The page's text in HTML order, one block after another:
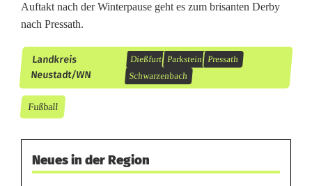
Auftakt nach der Winterpause geht es zum brisanten Derby
nach Pressath.
Landkreis
Neustadt/WN
Dießfurt Parkstein Pressath
Schwarzenbach
Fußball
Neues in der Region